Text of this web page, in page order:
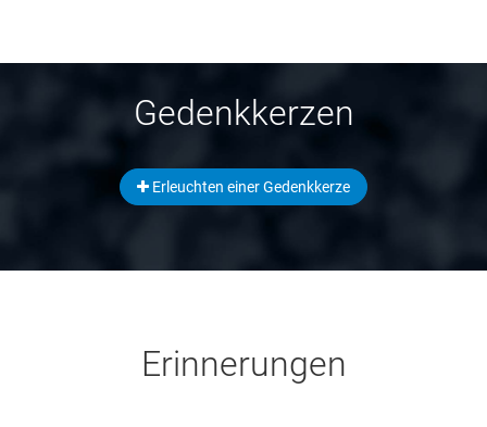
Gedenkkerzen
Erleuchten einer Gedenkkerze
Erinnerungen